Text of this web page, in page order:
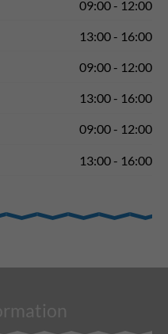
09:00 - 12:00
13:00 - 16:00
09:00 - 12:00
13:00 - 16:00
09:00 - 12:00
13:00 - 16:00